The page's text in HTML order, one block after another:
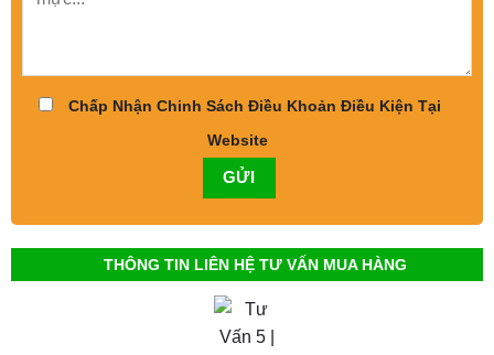
Chấp Nhận Chinh Sách Điều Khoản Điều Kiện Tại
Website
THÔNG TIN LIÊN HỆ TƯ VẤN MUA HÀNG